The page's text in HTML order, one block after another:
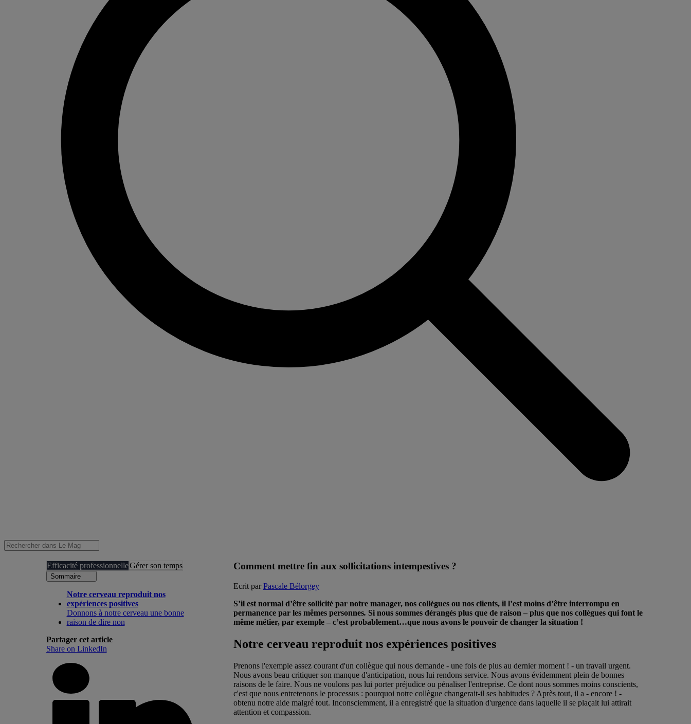
Efficacité professionnelleGérer son temps
Sommaire
Notre cerveau reproduit nos
expériences positives
Donnons à notre cerveau une bonne
raison de dire non
Partager cet article
Share on LinkedIn
Comment mettre fin aux sollicitations intempestives ?
Ecrit parPascale Bélorgey
S’il est normal d’être sollicité par notre manager, nos collègues ou nos clients, il l’est moins d’être interrompu en
permanence par les mêmes personnes. Si nous sommes dérangés plus que de raison – plus que nos collègues qui font le
même métier, par exemple – c’est probablement…que nous avons le pouvoir de changer la situation !
Notre cerveau reproduit nos expériences positives
Prenons l'exemple assez courant d'un collègue qui nous demande - une fois de plus au dernier moment ! - un travail urgent.
Nous avons beau critiquer son manque d'anticipation, nous lui rendons service. Nous avons évidemment plein de bonnes
raisons de le faire. Nous ne voulons pas lui porter préjudice ou pénaliser l'entreprise. Ce dont nous sommes moins conscients,
c'est que nous entretenons le processus : pourquoi notre collègue changerait-il ses habitudes ? Après tout, il a - encore ! -
obtenu notre aide malgré tout. Inconsciemment, il a enregistré que la situation d'urgence dans laquelle il se plaçait lui attirait
attention et compassion.